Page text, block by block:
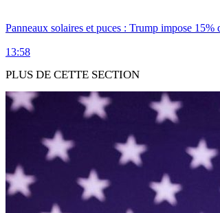
Panneaux solaires et puces : Trump impose
13:58
PLUS DE CETTE SECTION